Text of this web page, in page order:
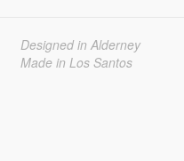
Designed in Alderney
Made in Los Santos